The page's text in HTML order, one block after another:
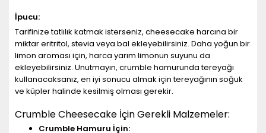
İpucu:
Tarifinize tatlılık katmak isterseniz, cheesecake harcına bir
miktar eritritol, stevia veya bal ekleyebilirsiniz. Daha yoğun bir
limon aroması için, harca yarım limonun suyunu da
ekleyebilirsiniz. Unutmayın, crumble hamurunda tereyağı
kullanacaksanız, en iyi sonucu almak için tereyağının soğuk
ve küpler halinde kesilmiş olması gerekir.
Crumble Cheesecake İçin Gerekli Malzemeler:
Crumble Hamuru İçin: